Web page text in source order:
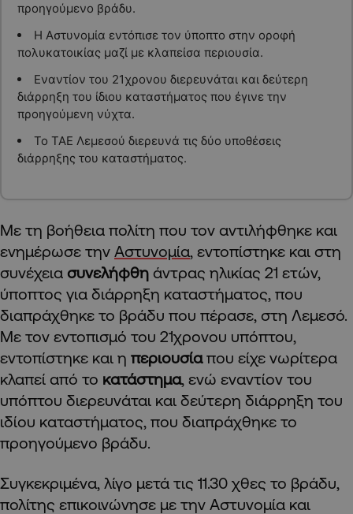
προηγούμενο βράδυ.
Η Αστυνομία εντόπισε τον ύποπτο στην οροφή
πολυκατοικίας μαζί με κλαπείσα περιουσία.
Εναντίον του 21χρονου διερευνάται και δεύτερη
διάρρηξη του ίδιου καταστήματος που έγινε την
προηγούμενη νύχτα.
Το ΤΑΕ Λεμεσού διερευνά τις δύο υποθέσεις
διάρρηξης του καταστήματος.
Με τη βοήθεια πολίτη που τον αντιλήφθηκε και
ενημέρωσε την Αστυνομία, εντοπίστηκε και στη
συνέχεια συνελήφθη άντρας ηλικίας 21 ετών,
ύποπτος για διάρρηξη καταστήματος, που
διαπράχθηκε το βράδυ που πέρασε, στη Λεμεσό.
Με τον εντοπισμό του 21χρονου υπόπτου,
εντοπίστηκε και η περιουσίαπου είχε νωρίτερα
κλαπεί από το κατάστημα, ενώ εναντίον του
υπόπτου διερευνάται και δεύτερη διάρρηξη του
ιδίου καταστήματος, που διαπράχθηκε το
προηγούμενο βράδυ.
Συγκεκριμένα, λίγο μετά τις 11.30 χθες το βράδυ,
πολίτης επικοινώνησε με την Αστυνομία και